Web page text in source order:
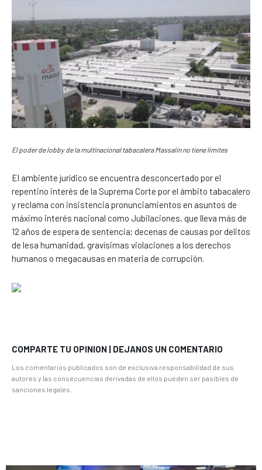
El poder de lobby de la multinacional tabacalera Massalin no tiene límites
El ambiente jurídico se encuentra desconcertado por el
repentino interés de la Suprema Corte por el ámbito tabacalero
y reclama con insistencia pronunciamientos en asuntos de
máximo interés nacional como Jubilaciones, que lleva más de
12 años de espera de sentencia; decenas de causas por delitos
de lesa humanidad, gravísimas violaciones a los derechos
humanos o megacausas en materia de corrupción.
COMPARTE TU OPINION | DEJANOS UN COMENTARIO
Los comentarios publicados son de exclusiva responsabilidad de sus
autores y las consecuencias derivadas de ellos pueden ser pasibles de
sanciones legales.